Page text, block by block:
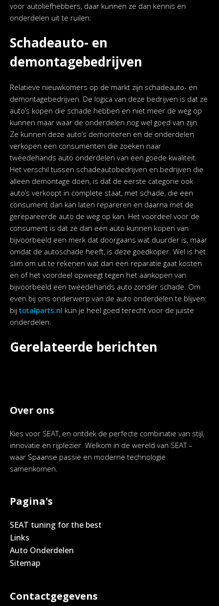
voor autoliefhebbers, daar kunnen ze dan kennis en
onderdelen uit te ruilen.
Schadeauto- en
demontagebedrijven
Relatieve nieuwkomers op de markt zijn schadeauto- en
demontagebedrijven. De logica van deze bedrijven is dat ze
auto’s kopen die schade hebben en niet meer de weg op
kunnen maar waar de onderdelen nog wel goed van zijn.
Ze kunnen deze auto’s demonteren en de onderdelen
verkopen een consumenten die zoeken naar
tweedehands auto onderdelen van een goede kwaliteit.
Het verschil tussen schadeautobedrijven en bedrijven die
alleen demontage doen, is dat de eerste categorie ook
auto’s verkoopt in complete staat, met schade, die een
consument dan kan laten repareren en daarna met de
gerepareerde auto de weg op kan. Het voordeel voor de
consument is dat ze dan een auto kunnen kopen van
bijvoorbeeld een merk dat doorgaans wat duurder is, maar
omdat de autoschade heeft, is deze goedkoper. Wel is het
slim om uit te rekenen wat dan een reparatie gaat kosten
en of het voordeel opweegt tegen het aankopen van
bijvoorbeeld een tweedehands auto zonder schade. Om
even bij ons onderwerp van de auto onderdelen te blijven:
bij totalparts.nl kun je heel goed terecht voor de juiste
onderdelen.
Gerelateerde berichten
Over ons
Kies voor SEAT, en ontdek de perfecte combinatie van stijl,
innovatie en rijplezier. Welkom in de wereld van SEAT –
waar Spaanse passie en moderne technologie
samenkomen.
Pagina's
SEAT tuning for the best
Links
Auto Onderdelen
Sitemap
Contactgegevens